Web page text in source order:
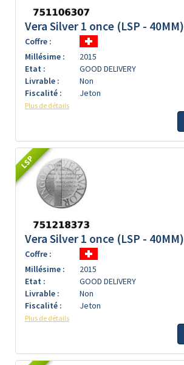
Vera Silver 1 once (LSP - 40MM)
Coffre :
Millésime :
2015
Etat :
GOOD DELIVERY
Livrable :
Non
Fiscalité :
Jeton
Plus de détails
LSP
Vera Silver 1 once (LSP - 40MM)
Coffre :
Millésime :
2015
Etat :
GOOD DELIVERY
Livrable :
Non
Fiscalité :
Jeton
Plus de détails